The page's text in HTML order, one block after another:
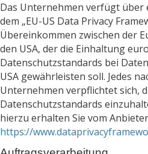
Das Unternehmen verfügt über
dem „EU-US Data Privacy
Übereinkommen zwischen der
den USA, der die Einhaltung
Datenschutzstandards bei
USA gewährleisten soll. Jedes
Unternehmen verpflichtet sich,
Datenschutzstandards
hierzu erhalten Sie vom
https://